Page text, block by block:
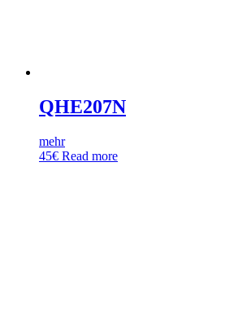
QHE207N
mehr
45€ Read more